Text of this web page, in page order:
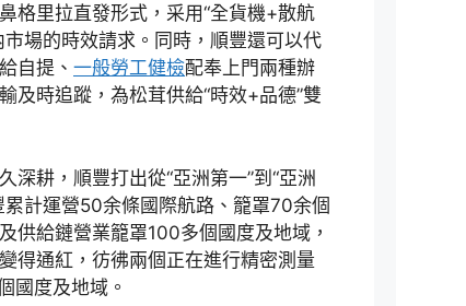
格里拉直發形式，采用“全貨機+散航
場的時效請求。同時，順豐還可以代
自提、 一般勞工健檢配奉上門兩種辦
及時追蹤，為松茸供給“時效+品德”雙
深耕，順豐打出從“亞洲第一”到“亞洲
計運營50余條國際航路、籠罩70余個
供給鏈營業籠罩100多個國度及地域，
得通紅，彷彿兩個正在進行精密測量
國度及地域。